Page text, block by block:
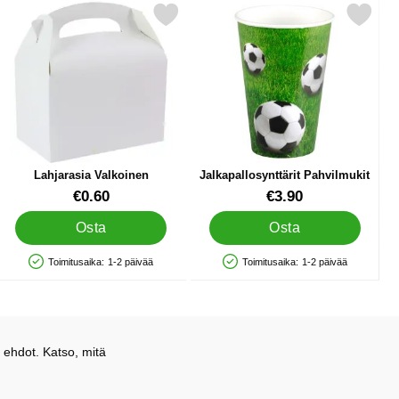
suosikiksi
Lahjarasia Valkoinen
Tuote.nro 12409€0.60
Osta
Saatavuus: Varastossa
Toimitusaika: 1-2 päivää
Merkitse lahjarasia Valkoinen suosikiksi
Jalkapallosynttärit Pahvilmukit
Tuote.nro 36230€3.90
Osta
Saatavuus: Varastossa
Toimitusaika: 1-2 päivää
Merkitse jalkapallosynttärit
Katso, mitä